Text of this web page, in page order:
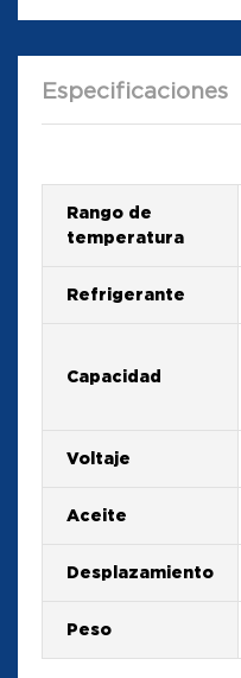
Especificaciones
Rango de
temperatura
Refrigerante
Capacidad
Voltaje
Aceite
Desplazamiento
Peso